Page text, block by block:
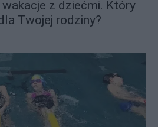
wakacje z dziećmi. Który
Twojej rodziny?